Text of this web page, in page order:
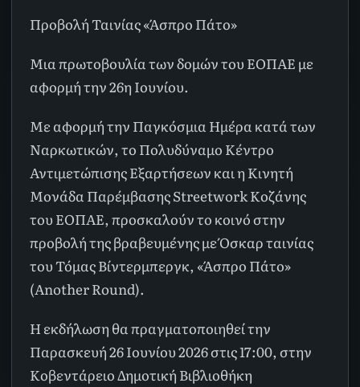
Προβολή Ταινίας «Άσπρο Πάτο»
Μια πρωτοβουλία των δομών του ΕΟΠΑΕ με
αφορμή την 26η Ιουνίου.
Με αφορμή την Παγκόσμια Ημέρα κατά των
Ναρκωτικών, το Πολυδύναμο Κέντρο
Αντιμετώπισης Εξαρτήσεων και η Κινητή
Μονάδα Παρέμβασης Streetwork Κοζάνης
του ΕΟΠΑΕ, προσκαλούν το κοινό στην
προβολή της βραβευμένης με Όσκαρ ταινίας
του Τόμας Βίντερμπεργκ, «Άσπρο Πάτο»
(Another Round).
Η εκδήλωση θα πραγματοποιηθεί την
Παρασκευή 26 Ιουνίου 2026 στις 17:00, στην
Κοβεντάρειο Δημοτική Βιβλιοθήκη